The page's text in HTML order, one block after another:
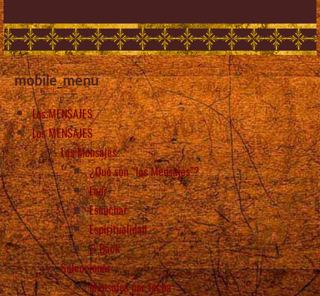
mobile_menu
Los MENSAJES
Los MENSAJES
Los Mensajes
¿Qué son “los Mensajes”?
Leer
Escuchar
Espiritualidad
Back
Seleccionar
Mensajes por fecha